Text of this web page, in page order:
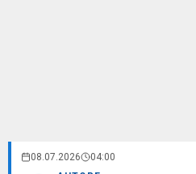
08.07.2026 04:00